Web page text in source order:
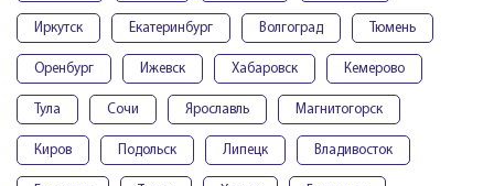
Иркутск Екатеринбург Волгоград Тюмень
Оренбург Ижевск Хабаровск Кемерово
Тула Сочи Ярославль Магнитогорск
Киров Подольск Липецк Владивосток